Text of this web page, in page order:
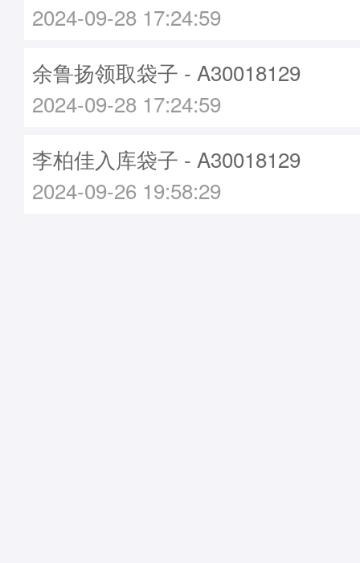
2024-09-28 17:24:59
余鲁扬领取袋子 - A30018129
2024-09-28 17:24:59
李柏佳入库袋子 - A30018129
2024-09-26 19:58:29